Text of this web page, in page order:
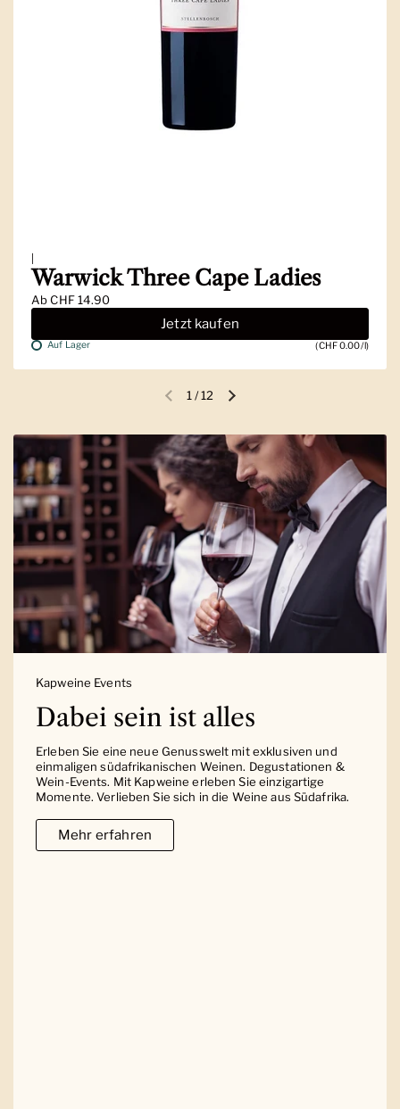
|
Warwick Three Cape Ladies
AbCHF 14.90
Jetzt kaufen
Auf Lager (CHF 0.00/l)
Vorherige FolieNächste Folie
1 /12
Kapweine Events
Dabei sein ist alles
Erleben Sie eine neue Genusswelt mit exklusiven und
einmaligen südafrikanischen Weinen. Degustationen &
Wein-Events. Mit Kapweine erleben Sie einzigartige
Momente. Verlieben Sie sich in die Weine aus Südafrika.
Mehr erfahren